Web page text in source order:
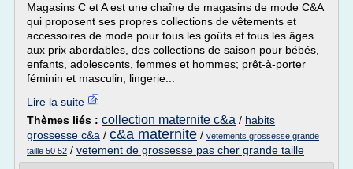
Magasins C et A est une chaîne de magasins de mode C&A
qui proposent ses propres collections de vêtements et
accessoires de mode pour tous les goûts et tous les âges
aux prix abordables, des collections de saison pour bébés,
enfants, adolescents, femmes et hommes; prêt-à-porter
féminin et masculin, lingerie...
Lire la suite
Thèmes liés : collection maternite c&a / habits
grossesse c&a / c&a maternite / vetements grossesse grande
taille 50 52 / vetement de grossesse pas cher grande taille